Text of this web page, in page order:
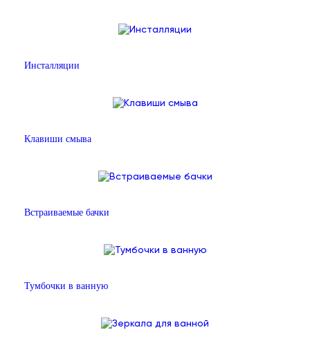
Инсталляции
Клавиши смыва
Встраиваемые бачки
Тумбочки в ванную